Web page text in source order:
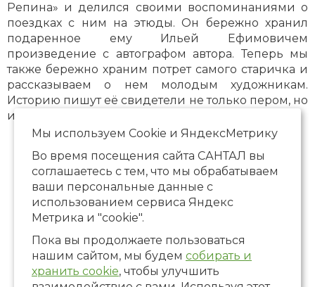
Репина» и делился своими воспоминаниями о
поездках с ним на этюды. Он бережно хранил
подаренное ему Ильей Ефимовичем
произведение с автографом автора. Теперь мы
также бережно храним потрет самого старичка и
рассказываем о нем молодым художникам.
Историю пишут её свидетели не только пером, но
и кистью.
Мы используем Сookie и ЯндексМетрику
Во время посещения сайта САНТАЛ вы
соглашаетесь с тем, что мы обрабатываем
ваши персональные данные с
использованием сервиса Яндекс
Метрика и "cookie".
Пока вы продолжаете пользоваться
нашим сайтом, мы будем собирать и
хранить cookie, чтобы улучшить